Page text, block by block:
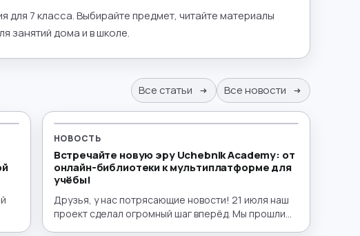
7 класса. Выбирайте предмет, читайте материалы
занятий дома и в школе.
Все статьи Все новости
НОВОСТЬ
Встречайте новую эру Uchebnik Academy: от
онлайн-библиотеки к мультиплатформе для
учёбы!
Друзья, у нас потрясающие новости! 21 июля наш
проект сделал огромный шаг вперёд. Мы прошли